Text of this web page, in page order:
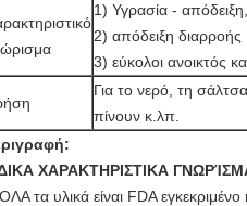
1) Υγρασία -
2) απόδειξη διαρροής
3) εύκολοι ανοικτός
Για το νερό, τη
πίνουν κ.λπ.
ΧΑΡΑΚΤΗΡΙΣΤΙΚΑ
ΟΛΑ τα υλικά είναι FDA